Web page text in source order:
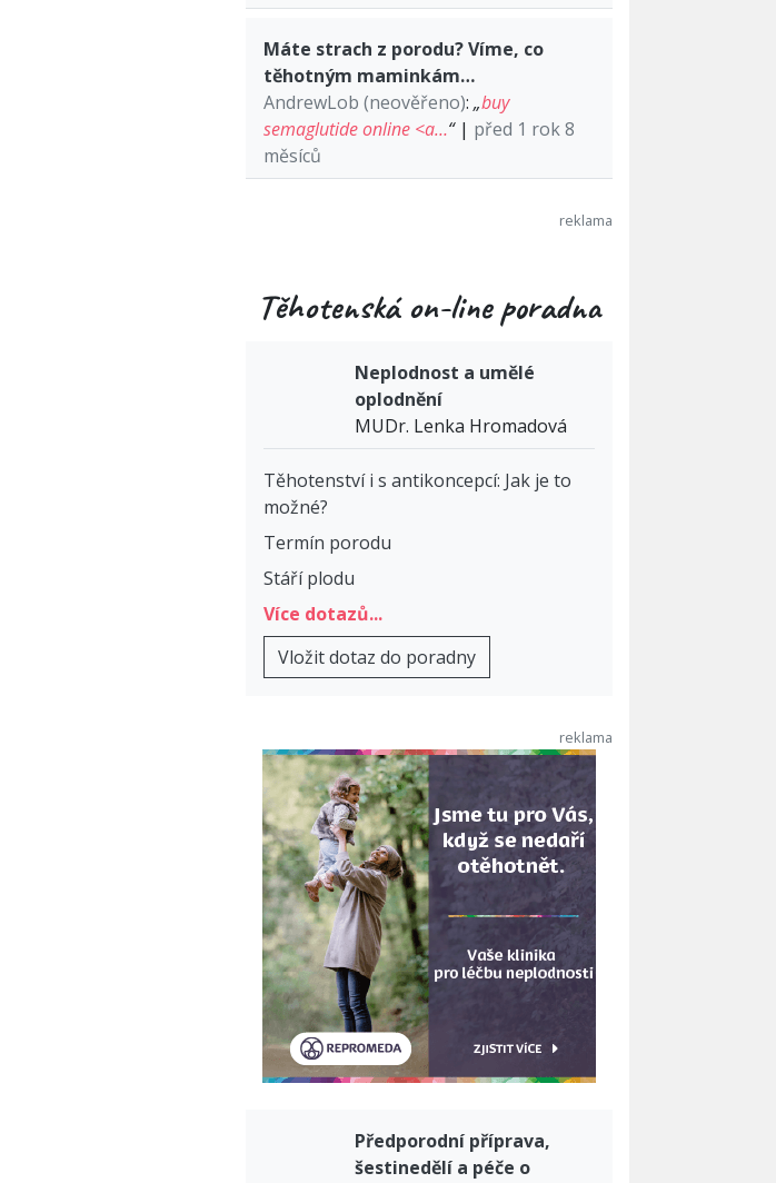
Máte strach z porodu? Víme, co
těhotným maminkám…
AndrewLob (neověřeno): „buy
semaglutide online <a…“| před 1 rok 8
měsíců
Těhotenská on-line poradna
Neplodnost a umělé
oplodnění
MUDr. Lenka Hromadová
Těhotenství i s antikoncepcí: Jak je to
možné?
Termín porodu
Stáří plodu
Více dotazů...
Vložit dotaz do poradny
Předporodní příprava,
šestinedělí a péče o